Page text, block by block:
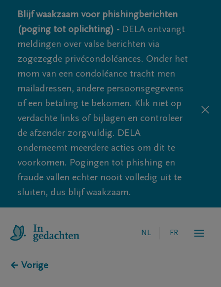
Blijf waakzaam voor phishingberichten
(poging tot oplichting) - DELA ontvangt
meldingen over valse berichten via
zogezegde privécondoléances. Onder het
mom van een condoléance tracht men
mailadressen, andere persoonsgegevens
of een betaling te bekomen. Klik niet op
verdachte links of bijlagen en controleer
de afzender zorgvuldig. DELA
onderneemt meerdere acties om dit te
voorkomen. Pogingen tot phishing en
fraude vallen echter nooit volledig uit te
sluiten, dus blijf waakzaam.
NL FR
← Vorige